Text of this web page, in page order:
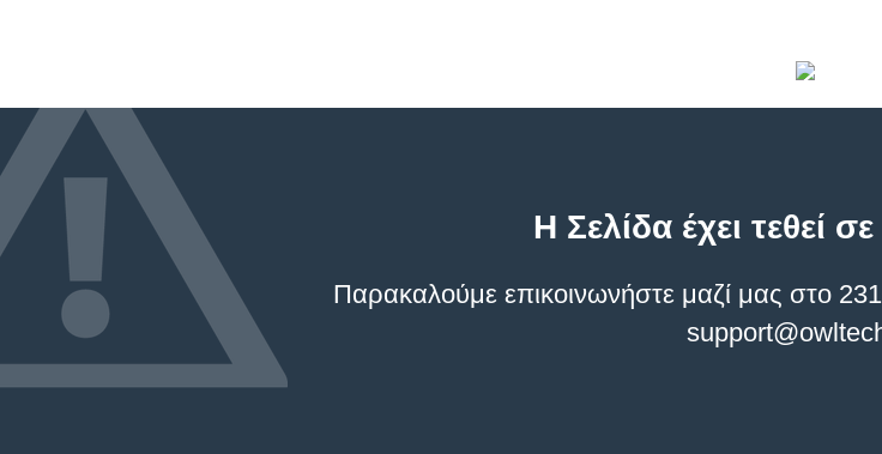
Η Σελίδα έχει τεθεί
Παρακαλούμε επικοινωνήστε μαζί μας στο